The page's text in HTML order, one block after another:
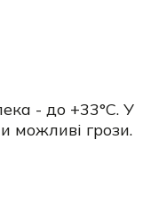
- до +33°C. У
можливі грози.